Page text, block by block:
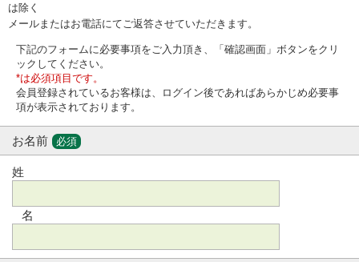
は除く
メールまたはお電話にてご返答させていただきます。
下記のフォームに必要事項をご入力頂き、「確認画面」ボタンをクリ
ックしてください。
*は必須項目です。
会員登録されているお客様は、ログイン後であればあらかじめ必要事
項が表示されております。
お名前 必須
姓
名